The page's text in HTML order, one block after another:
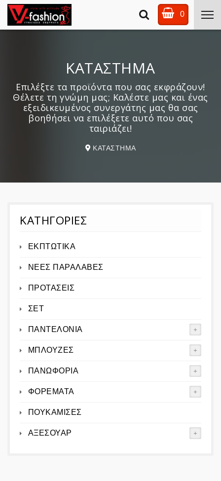
0
ΚΑΤΑΣΤΗΜΑ
Επιλέξτε τα προϊόντα που σας εκφράζουν!
Θέλετε τη γνώμη μας; Καλέστε μας και ένας
εξειδικευμένος συνεργάτης μας θα σας
βοηθήσει να επιλέξετε αυτό που σας
ταιριάζει!
ΚΑΤΑΣΤΗΜΑ
ΚΑΤΗΓΟΡΙΕΣ
ΕΚΠΤΩΤΙΚΑ
ΝΕΕΣ ΠΑΡΑΛΑΒΕΣ
ΠΡΟΤΑΣΕΙΣ
ΣΕΤ
ΠΑΝΤΕΛΟΝΙΑ
ΜΠΛΟΥΖΕΣ
ΠΑΝΩΦΟΡΙΑ
ΦΟΡΕΜΑΤΑ
ΠΟΥΚΑΜΙΣΕΣ
ΑΞΕΣΟΥΑΡ